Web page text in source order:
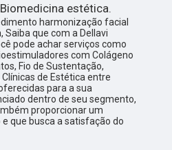
estética.
harmonização facial
que com a Dellavi
pode achar serviços como
com Colágeno
Fio de Sustentação,
de Estética entre
para a sua
dentro de seu segmento,
proporcionar um
que busca a satisfação do